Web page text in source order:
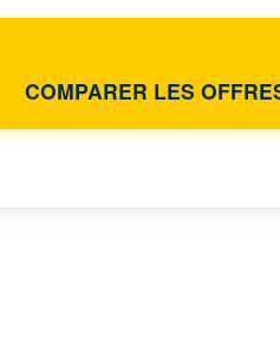
COMPARER LES